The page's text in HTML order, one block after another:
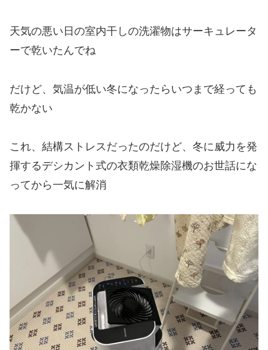
天気の悪い日の室内干しの洗濯物はサーキュレータ
ーで乾いたんでね
だけど、気温が低い冬になったらいつまで経っても
乾かない
これ、結構ストレスだったのだけど、冬に威力を発
揮するデシカント式の衣類乾燥除湿機のお世話にな
ってから一気に解消